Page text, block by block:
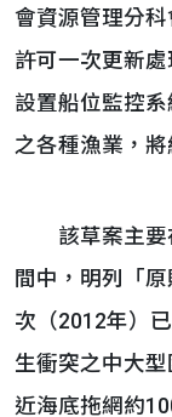
會資源管理分
許可一次更新
設置船位監控
之各種漁業，將
該草案主要
間中，明列「
次（2012年）
生衝突之中大
近海底拖網約